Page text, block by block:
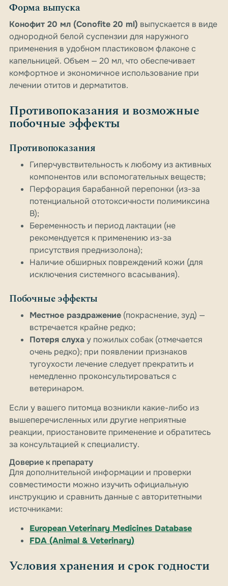
Форма выпуска
Конофит 20 мл (Conofite 20 ml) выпускается в виде
однородной белой суспензии для наружного
применения в удобном пластиковом флаконе с
капельницей. Объем — 20 мл, что обеспечивает
комфортное и экономичное использование при
лечении отитов и дерматитов.
Противопоказания и возможные
побочные эффекты
Противопоказания
Гиперчувствительность к любому из активных
компонентов или вспомогательных веществ;
Перфорация барабанной перепонки (из-за
потенциальной ототоксичности полимиксина
B);
Беременность и период лактации (не
рекомендуется к применению из-за
присутствия преднизолона);
Наличие обширных повреждений кожи (для
исключения системного всасывания).
Побочные эффекты
Местное раздражение (покраснение, зуд) —
встречается крайне редко;
Потеря слухау пожилых собак (отмечается
очень редко); при появлении признаков
тугоухости лечение следует прекратить и
немедленно проконсультироваться с
ветеринаром.
Если у вашего питомца возникли какие-либо из
вышеперечисленных или другие неприятные
реакции, приостановите применение и обратитесь
за консультацией к специалисту.
Доверие к препарату
Для дополнительной информации и проверки
совместимости можно изучить официальную
инструкцию и сравнить данные с авторитетными
источниками:
European Veterinary Medicines Database
FDA (Animal & Veterinary)
Условия хранения и срок годности